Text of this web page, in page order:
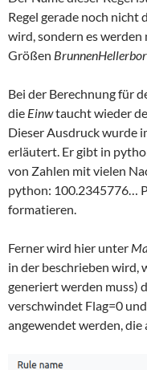
Regel gerade noch
wird, sondern es werden
Größen
Bei der Berechnung für
die Einwtaucht wieder
Dieser Ausdruck wurde
erläutert. Er gibt in
von Zahlen mit vielen
python: 100.2345776…
formatieren.
Ferner wird hier unter
in der beschrieben wird,
generiert werden muss)
verschwindet Flag=0
angewendet werden, die